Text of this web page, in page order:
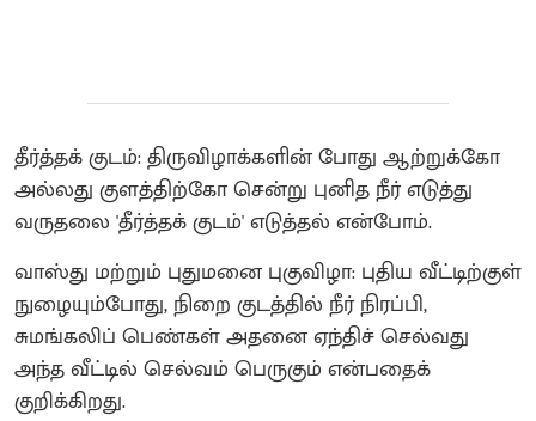
தீர்த்தக் குடம்: திருவிழாக்களின் போது ஆற்றுக்கோ
அல்லது குளத்திற்கோ சென்று புனித நீர் எடுத்து
வருதலை 'தீர்த்தக் குடம்' எடுத்தல் என்போம்.
​வாஸ்து மற்றும் புதுமனை புகுவிழா: புதிய வீட்டிற்குள்
நுழையும்போது, நிறை குடத்தில் நீர் நிரப்பி,
சுமங்கலிப் பெண்கள் அதனை ஏந்திச் செல்வது
அந்த வீட்டில் செல்வம் பெருகும் என்பதைக்
குறிக்கிறது.